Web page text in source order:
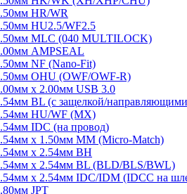
HR/WR
HU2.5/WF2.5
MLC (040 MULTILOCK)
AMPSEAL
NF (Nano-Fit)
OHU (OWF/OWF-R)
x 2.00мм USB 3.0
BL (с защелкой/
HU/WF (MX)
IDC (на провод)
х 1.50мм MM (Micro-Match)
х 2.54мм BH
х 2.54мм BL (BLD/BLS/BWL)
х 2.54мм IDC/IDM (IDCC на
JPT